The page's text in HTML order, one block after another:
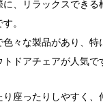
、リラックスできる
。
々な製品があり、特
ドアチェアが人気で
座ったりしやすく、